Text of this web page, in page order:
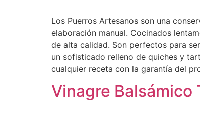
Los Puerros Artesanos son una
elaboración manual. Cocinados
de alta calidad. Son perfectos para
un sofisticado relleno de quiches y
cualquier receta con la garantía del
Vinagre Balsámico